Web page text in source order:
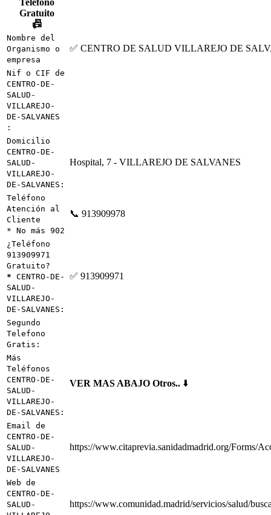
📠
Nombre del
Organismo o
empresa
✅ CENTRO DE SALUD VILLAREJO DE
Nif o CIF de
CENTRO-DE-
SALUD-
VILLAREJO-
DE-SALVANES
:
Domicilio
CENTRO-DE-
SALUD-
VILLAREJO-
DE-SALVANES:
Hospital, 7 - VILLAREJO DE SALVANES
Teléfono
Atención al
Cliente
* No más 902
📞 913909978
¿Teléfono
913909971
Gratuito?
* CENTRO-DE-
SALUD-
VILLAREJO-
DE-SALVANES:
✅ 913909971
Segundo
Telefono
Gratis:
Más
Teléfonos
CENTRO-DE-
SALUD-
VILLAREJO-
DE-SALVANES:
VER MAS ABAJO Otros.. ⬇️
Email de
CENTRO-DE-
SALUD-
VILLAREJO-
DE-SALVANES
https://www.citaprevia.sanidadmadrid.org/Forms/
Web de
CENTRO-DE-
SALUD-
https://www.comunidad.madrid/servicios/salud/